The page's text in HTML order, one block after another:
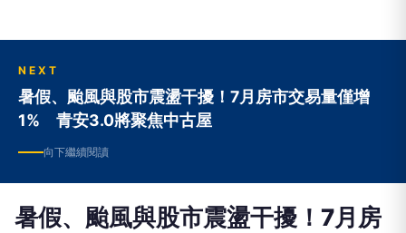
NEXT
暑假、颱風與股市震盪干擾！7月房市交易量僅增
1% 青安3.0將聚焦中古屋
向下繼續閱讀
暑假、颱風與股市震盪干擾！7月房